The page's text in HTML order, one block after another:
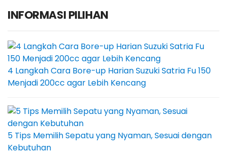
INFORMASI PILIHAN
4 Langkah Cara Bore-up Harian Suzuki Satria Fu 150
Menjadi 200cc agar Lebih Kencang
5 Tips Memilih Sepatu yang Nyaman, Sesuai dengan
Kebutuhan